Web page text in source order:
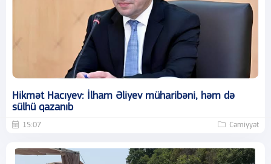
Hikmət Hacıyev: İlham Əliyev müharibəni, həm də
sülhü qazanıb
15:07 Cəmiyyət